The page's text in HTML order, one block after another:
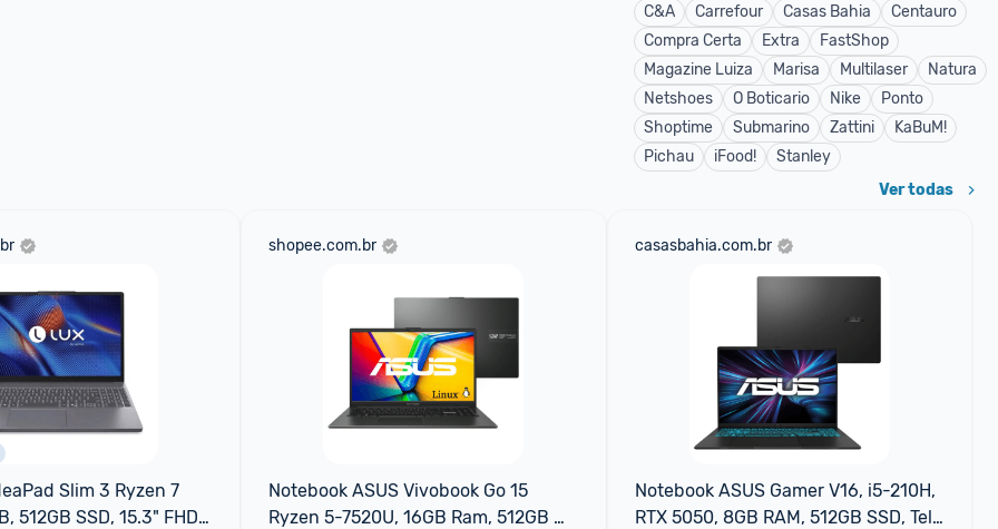
C&A
Carrefour Casas Bahia
Centauro
Compra Certa
Extra
FastShop
Magazine Luiza
Marisa Multilaser
Natura
Netshoes
O Boticario Nike
Ponto
Shoptime
Submarino Zattini
KaBuM!
Pichau
iFood! Stanley
Ver todas
Slim 3 Ryzen 7
512GB SSD, 15.3" FHD,
shopee.com.br
Notebook ASUS Vivobook Go 15
Ryzen 5-7520U, 16GB Ram, 512GB
casasbahia.com.br
Notebook ASUS Gamer V16, i5-210H,
RTX 5050, 8GB RAM, 512GB SSD, Tela